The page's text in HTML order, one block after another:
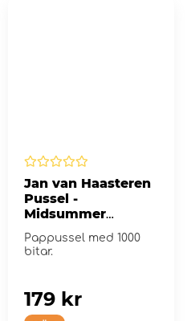
Jan van Haasteren
Pussel -
Midsummer
Festival 1000 Bitar
Pappussel med 1000
bitar.
179 kr